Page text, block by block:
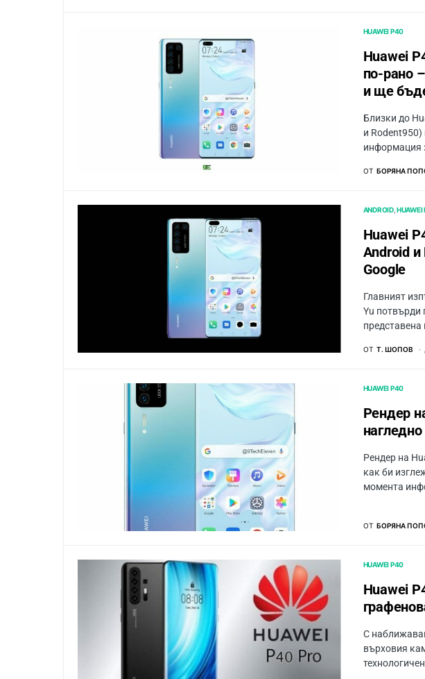
HUAWEI P40
Huawei
по-рано
и ще
Близки до
и Rodent950)
информация
ОТ БОРЯНА
ANDROID HUAWEI
Huawei
Android и
Google
Главният
Yu потвърди
представена
ОТ Т. ШОПОВ
HUAWEI P40
Рендер
Рендер на
как би
момента
ОТ БОРЯНА
HUAWEI P40
Huawei
С
върховия